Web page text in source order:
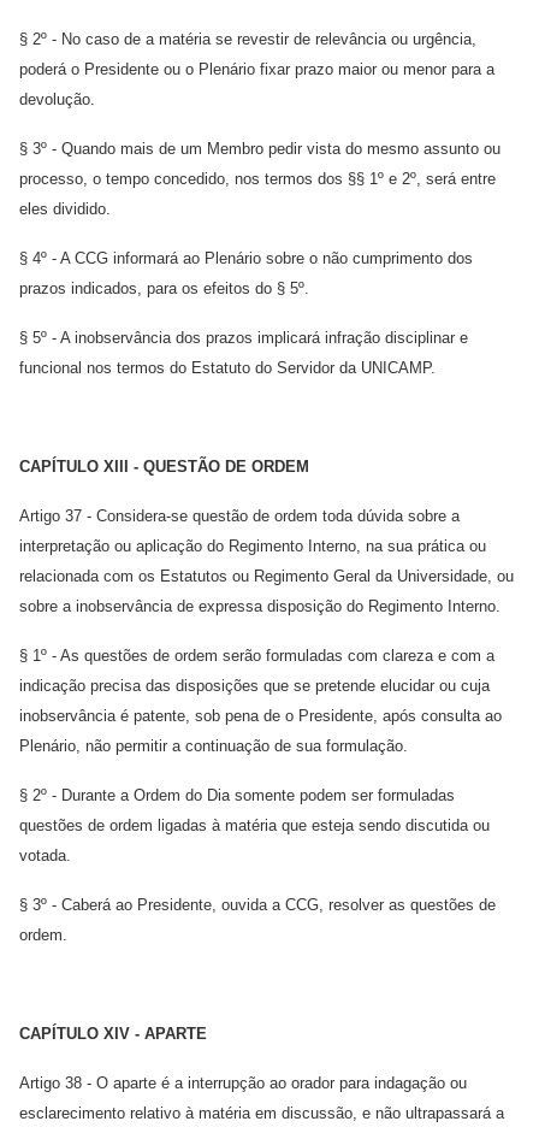
§ 2º - No caso de a matéria se revestir de relevância ou urgência,
poderá o Presidente ou o Plenário fixar prazo maior ou menor para a
devolução.
§ 3º - Quando mais de um Membro pedir vista do mesmo assunto ou
processo, o tempo concedido, nos termos dos §§ 1º e 2º, será entre
eles dividido.
§ 4º - A CCG informará ao Plenário sobre o não cumprimento dos
prazos indicados, para os efeitos do § 5º.
§ 5º - A inobservância dos prazos implicará infração disciplinar e
funcional nos termos do Estatuto do Servidor da UNICAMP.
CAPÍTULO XIII - QUESTÃO DE ORDEM
Artigo 37 - Considera-se questão de ordem toda dúvida sobre a
interpretação ou aplicação do Regimento Interno, na sua prática ou
relacionada com os Estatutos ou Regimento Geral da Universidade, ou
sobre a inobservância de expressa disposição do Regimento Interno.
§ 1º - As questões de ordem serão formuladas com clareza e com a
indicação precisa das disposições que se pretende elucidar ou cuja
inobservância é patente, sob pena de o Presidente, após consulta ao
Plenário, não permitir a continuação de sua formulação.
§ 2º - Durante a Ordem do Dia somente podem ser formuladas
questões de ordem ligadas à matéria que esteja sendo discutida ou
votada.
§ 3º - Caberá ao Presidente, ouvida a CCG, resolver as questões de
ordem.
CAPÍTULO XIV - APARTE
Artigo 38 - O aparte é a interrupção ao orador para indagação ou
esclarecimento relativo à matéria em discussão, e não ultrapassará a